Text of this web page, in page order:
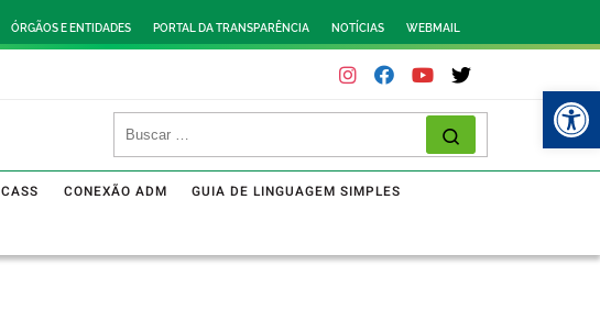
ÓRGÃOS E ENTIDADES PORTAL DA TRANSPARÊNCIA NOTÍCIAS WEBMAIL
CASS CONEXÃO ADM GUIA DE LINGUAGEM SIMPLES